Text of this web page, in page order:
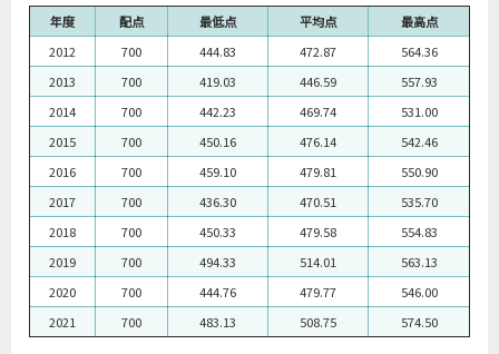
年度 配点 最低点 平均点
最高点
2012
700 444.83 472.87
564.36
2013
700 419.03 446.59
557.93
2014
700 442.23 469.74
531.00
2015
700 450.16 476.14
542.46
2016
700 459.10 479.81
550.90
2017
700 436.30 470.51
535.70
2018
700 450.33 479.58
554.83
2019
700 494.33 514.01
563.13
2020
700 444.76 479.77
546.00
2021
700 483.13 508.75 574.50